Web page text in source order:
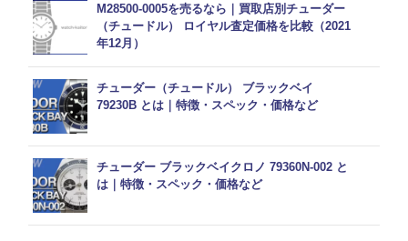
M28500-0005を売るなら｜買取店別チューダー
（チュードル） ロイヤル査定価格を比較（2021
年12月）
チューダー（チュードル） ブラックベイ
79230B とは｜特徴・スペック・価格など
チューダー ブラックベイクロノ 79360N-002 と
は｜特徴・スペック・価格など